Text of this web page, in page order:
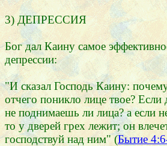
3) ДЕПРЕССИЯ
Бог дал Каину самое
депрессии:
"И сказал Господь Каину:
отчего поникло лице твое?
не поднимаешь ли лица? а если
то у дверей грех лежит; он
господствуй над ним" (Бытие